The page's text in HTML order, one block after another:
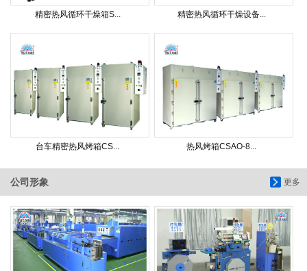
精密热风循环干燥箱S... 精密热风循环干燥设备...
台车精密热风烤箱CS... 热风烤箱CSAO-8...
更多
公司形象